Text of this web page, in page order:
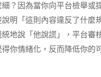
？因為當你向平台檢舉或
明「這則內容違反了什麼
地說「他說謊」，平台審
你情緒化，反而降低你的